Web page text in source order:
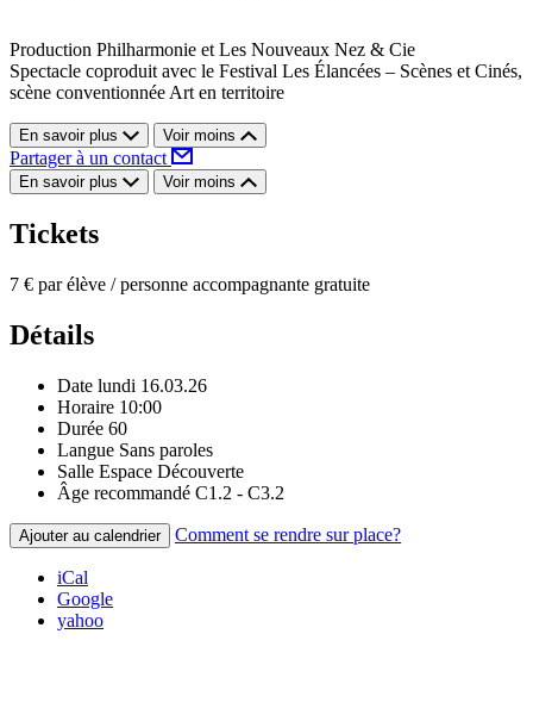
Production Philharmonie et Les Nouveaux Nez & Cie
Spectacle coproduit avec le Festival Les Élancées – Scènes et Cinés,
scène conventionnée Art en territoire
En savoir plus Voir moins
Partager à un contact
En savoir plus Voir moins
Tickets
7 € par élève / personne accompagnante gratuite
Détails
Date lundi 16.03.26
Horaire 10:00
Durée 60
Langue Sans paroles
Salle Espace Découverte
Âge recommandé C1.2 - C3.2
Ajouter au calendrier Comment se rendre sur place?
iCal
Google
yahoo